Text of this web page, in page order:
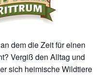
dem die Zeit für einen
Vergiß den Alltag und
sich heimische Wildtiere